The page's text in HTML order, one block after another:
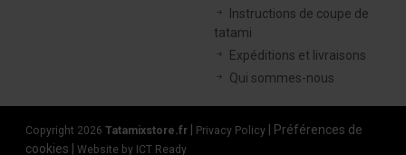
Instructions de coupe de
tatami
Expéditions et livraisons
Qui sommes-nous
Copyright 2026 Tatamixstore.fr Privacy Policy
Préférences de
cookies
Website by ICT Ready